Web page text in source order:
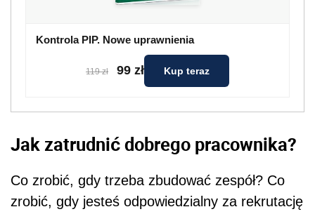
Kontrola PIP. Nowe uprawnienia
119 zł 99 zł Kup teraz
Jak zatrudnić dobrego pracownika?
Co zrobić, gdy trzeba zbudować zespół? Co
zrobić, gdy jesteś odpowiedzialny za rekrutację